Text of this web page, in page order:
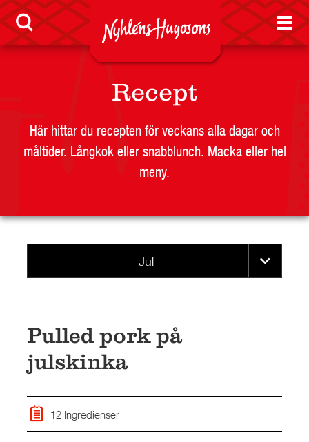
BUTIKSSIDA
RESTAURANG OCH STORHUSHÅLL
SKOLA
PRESS
KONTAKT
Recept
Här hittar du recepten för veckans alla dagar och
måltider. Långkok eller snabblunch. Macka eller hel
meny.
Jul
Pulled pork på
julskinka
12 Ingredienser